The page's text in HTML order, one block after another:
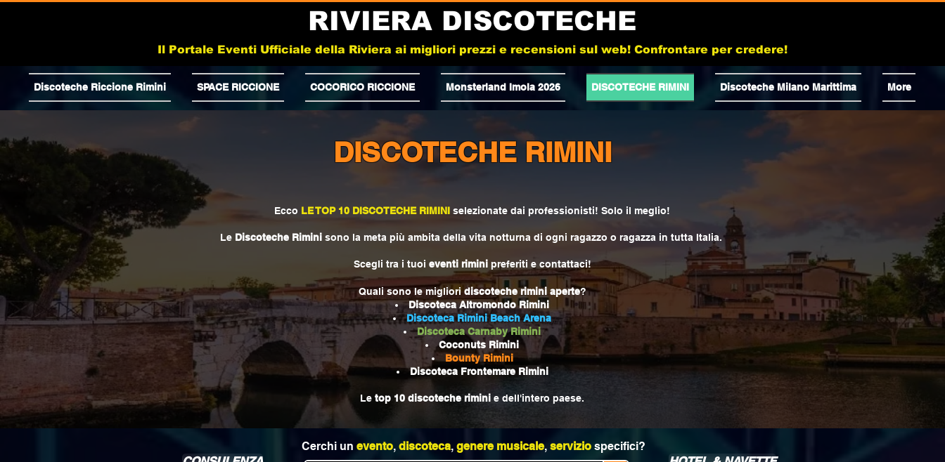
RIVIERA DISCOTECHE
Il Portale Eventi Ufficiale della Riviera ai migliori prezzi e recensioni sul web! Confrontare per credere!
Discoteche Riccione Rimini SPACE RICCIONE COCORICO RICCIONE Monsterland Imola 2026 DISCOTECHE RIMINI Discoteche Milano Marittima More
DISCOTECHE RIMINI
Ecco LE TOP 10 DISCOTECHE RIMINI selezionate dai professionisti! Solo il meglio!
Le Discoteche Riminisono la meta più ambita della vita notturna di ogni ragazzo o ragazza in tutta Italia.
Scegli tra i tuoi eventi riminipreferiti e contattaci!
Quali sono le miglioridiscoteche rimini aperte?
Discoteca Altromondo Rimini
Discoteca Rimini Beach Arena
Discoteca Carnaby Rimini
Coconuts Rimini
Bounty Rimini
Discoteca Frontemare Rimini
Le top 10 discoteche rimini e dell'intero paese.
Cerchi un evento, discoteca, genere musicale, serviziospecifici?